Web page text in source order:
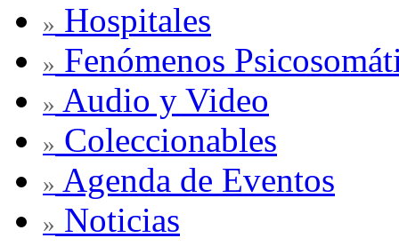
» Hospitales
» Fenómenos
» Audio y Video
» Coleccionables
» Agenda de Eventos
» Noticias